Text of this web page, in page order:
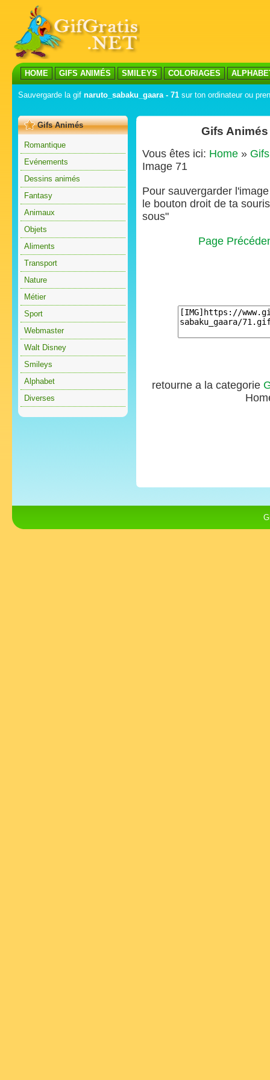
HOME GIFS ANIMÉS SMILEYS COLORIAGES
Sauvergarde la gif naruto_sabaku_gaara - 71 sur ton ordinateur ou
Gifs Animés
Romantique
Evénements
Dessins animés
Fantasy
Animaux
Objets
Aliments
Transport
Nature
Métier
Sport
Webmaster
Walt Disney
Smileys
Alphabet
Diverses
Gifs
Vous êtes ici: Home »
Image 71
Pour sauvergarder
le bouton droit de ta
sous"
Page
retourne a la categorie